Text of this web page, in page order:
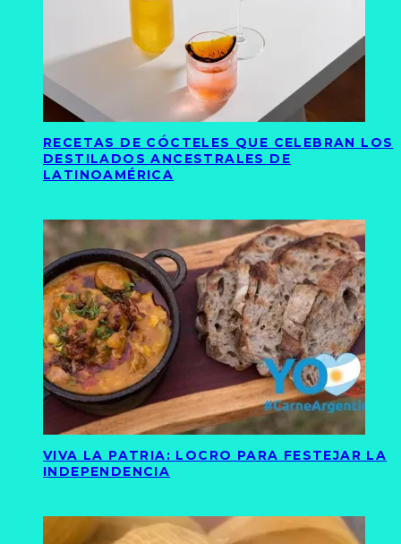
RECETAS DE CÓCTELES QUE CELEBRAN LOS
DESTILADOS ANCESTRALES DE
LATINOAMÉRICA
VIVA LA PATRIA: LOCRO PARA FESTEJAR LA
INDEPENDENCIA